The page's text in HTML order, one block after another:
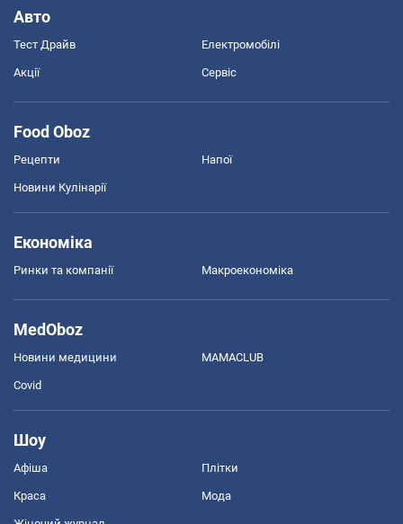
Авто
Тест Драйв Електромобілі
Акції Сервіс
Food Oboz
Рецепти Напої
Новини Кулінарії
Економіка
Ринки та компанії Макроекономіка
MedOboz
Новини медицини MAMACLUB
Covid
Шоу
Афіша Плітки
Краса Мода